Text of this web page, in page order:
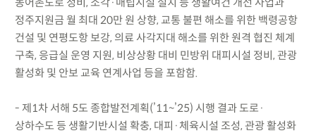
정주지원금 월 최대 20만 원 상향, 교통 불편 해소를 위한 백령공항
건설 및 연평도항 보강, 의료 사각지대 해소를 위한 원격 협진 체계
구축, 응급실 운영 지원, 비상상황 대비 민방위 대피시설 정비, 관광
활성화 및 안보 교육 연계사업 등을 포함함.
- 제1차 서해 5도 종합발전계획(’11~’25) 시행 결과 도로·
상하수도 등 생활기반시설 확충, 대피·체육시설 조성, 관광 활성화